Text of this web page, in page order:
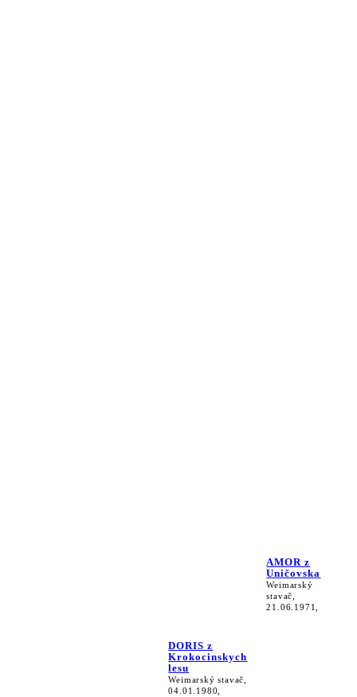
DORIS z
Krokocinskych
lesu
Weimarský stavač,
04.01.1980,
AMOR z
Uničovska
Weimarský
stavač,
21.06.1971,